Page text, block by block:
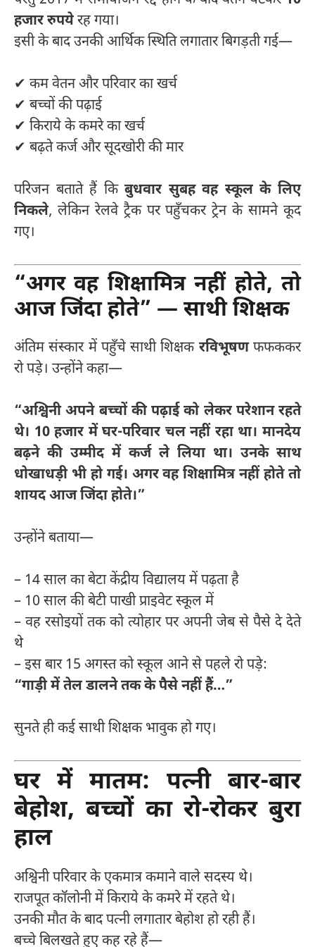
हजार रुपयेरह गया।
इसी के बाद उनकी आर्थिक स्थिति लगातार बिगड़ती गई—
✔ कम वेतन और परिवार का खर्च
✔ बच्चों की पढ़ाई
✔ किराये के कमरे का खर्च
✔ बढ़ते कर्ज और सूदखोरी की मार
परिजन बताते हैं किबुधवार सुबह वह स्कूल के लिए
निकले, लेकिन रेलवे ट्रैक पर पहुँचकर ट्रेन के सामने कूद
गए।
“अगर वह शिक्षामित्र नहीं होते, तो
आज जिंदा होते” — साथी शिक्षक
अंतिम संस्कार में पहुँचे साथी शिक्षक रविभूषणफफककर
रो पड़े। उन्होंने कहा—
“अश्विनी अपने बच्चों की पढ़ाई को लेकर परेशान रहते
थे। 10 हजार में घर-परिवार चल नहीं रहा था। मानदेय
बढ़ने की उम्मीद में कर्ज ले लिया था। उनके साथ
धोखाधड़ी भी हो गई। अगर वह शिक्षामित्र नहीं होते तो
शायद आज जिंदा होते।”
उन्होंने बताया—
– 14 साल का बेटा केंद्रीय विद्यालय में पढ़ता है
– 10 साल की बेटी पाखी प्राइवेट स्कूल में
– वह रसोइयों तक को त्योहार पर अपनी जेब से पैसे दे देते
थे
– इस बार 15 अगस्त को स्कूल आने से पहले रो पड़े:
“गाड़ी में तेल डालने तक के पैसे नहीं हैं…”
सुनते ही कई साथी शिक्षक भावुक हो गए।
घर में मातम: पत्नी बार-बार
बेहोश, बच्चों का रो-रोकर बुरा
हाल
अश्विनी परिवार के एकमात्र कमाने वाले सदस्य थे।
राजपूत कॉलोनी में किराये के कमरे में रहते थे।
उनकी मौत के बाद पत्नी लगातार बेहोश हो रही हैं।
बच्चे बिलखते हुए कह रहे हैं—